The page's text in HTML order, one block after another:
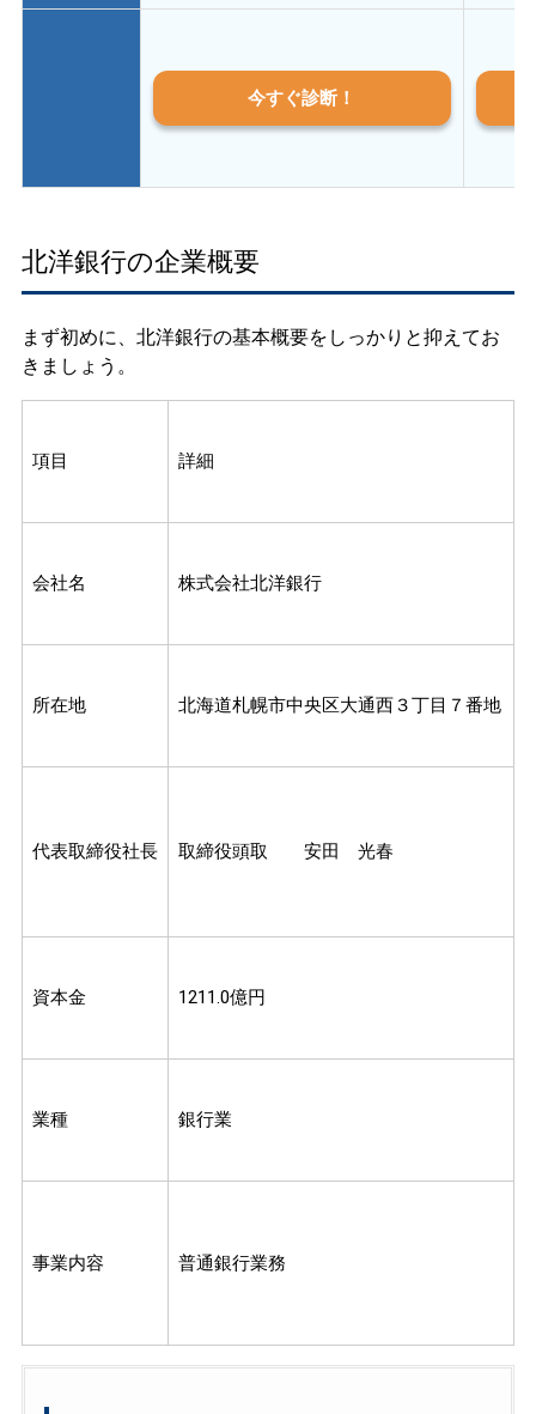
今すぐ診断！
北洋銀行の企業概要
まず初めに、北洋銀行の基本概要をしっかりと抑えてお
きましょう。
項目 詳細
会社名 株式会社北洋銀行
所在地 北海道札幌市中央区大通西３丁目７番地
代表取締役社長 取締役頭取 安田 光春
資本金 1211.0億円
業種 銀行業
事業内容 普通銀行業務